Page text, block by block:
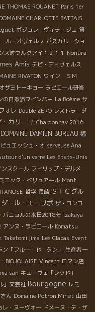
THOMAS ROUANET Paris 1er
DOMAINE CHARLOTTE BATTAIS
ボジョレ・ヴィラージュ 質
ル・オヴェルノ パスカル・ショ
ス対ウルグアイ：２：１ Nonura
Amis デビ・ディヴェルス
RIVATON ワイン ＳＭ
オザミトーキョー ラピエール研修
の自然派ワインバー La Boème サ
ォレ Double ZERO レストラーダ
カリーユ Chardonnay 2016
DOMAINE DAMIEN BUREAU 福
ュエッシュ・オ serveuse Ana
d'un verre Les Etats-Unis
スクール フィリップ・デルメ
ニック・べリュアール Mont
哲学 長崎 ＳＴＣグル
ダール・エ・リボ ザ・コンコ
バニョルの来日2018年 Izakaya
アンヌ・ラピエール Komatsu
Taketomi jima Les Clapas Event
ン「フルー・ド・タン」
生産者一
BIOJOLAISE Vincent ロマン店
san キューヴェ「レッド」
」文芸社 Bourgogne レミ
ん Domaine Potron Minet 山田
・ヌーヴォー ドメーヌ・デ・ザ